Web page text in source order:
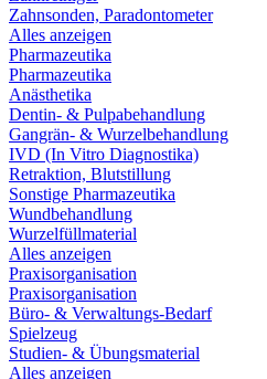
Zahnsonden, Paradontometer
Alles anzeigen
Pharmazeutika
Pharmazeutika
Anästhetika
Dentin- & Pulpabehandlung
Gangrän- & Wurzelbehandlung
IVD (In Vitro Diagnostika)
Retraktion, Blutstillung
Sonstige Pharmazeutika
Wundbehandlung
Wurzelfüllmaterial
Alles anzeigen
Praxisorganisation
Praxisorganisation
Büro- & Verwaltungs-Bedarf
Spielzeug
Studien- & Übungsmaterial
Alles anzeigen